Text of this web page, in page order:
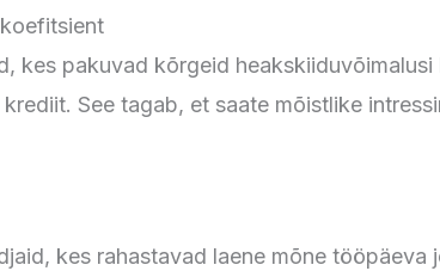
kes pakuvad kõrgeid
See tagab, et saate mõistlike
kes rahastavad laene mõne tööpäeva